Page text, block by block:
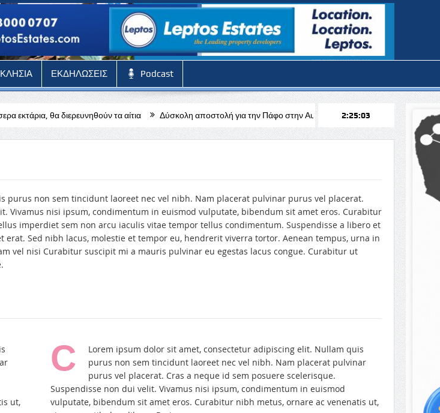
ΕΚΔΗΛΩΣΕΙΣ Podcast
θα διερευνηθούν τα αίτια Δύσκολη αποστολή για την Πάφο στην Αυστρία απέναντι στη Σάλτσμπουργκ για
2:25:04
purus non sem tincidunt laoreet nec vel nibh. Nam placerat pulvinar purus vel placerat.
Vivamus nisi ipsum, condimentum in euismod vulputate, bibendum sit amet eros. Curabitur
imperdiet sem non arcu iaculis vitae tempor tellus condimentum. Suspendisse a libero et
Sed nibh lacus, molestie et tempor eu, hendrerit viverra tortor. Aenean tempus, urna in
vel nisi Curabitur suscipit mi a mauris pulvinar eu egestas lacus congue. Curabitur ut
ut,
C
Lorem ipsum dolor sit amet, consectetur adipiscing elit. Nullam quis
purus non sem tincidunt laoreet nec vel nibh. Nam placerat pulvinar
purus vel placerat. Cras a neque id sem posuere scelerisque.
Suspendisse non dui velit. Vivamus nisi ipsum, condimentum in euismod
vulputate, bibendum sit amet eros. Curabitur nibh metus, ornare ac venenatis ut,